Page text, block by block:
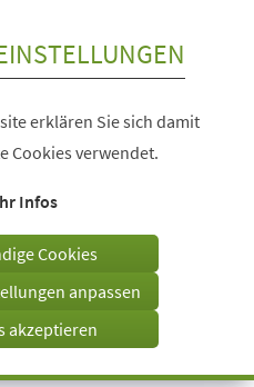
erklären Sie sich damit
Cookies verwendet.
Infos
Cookies
anpassen
akzeptieren